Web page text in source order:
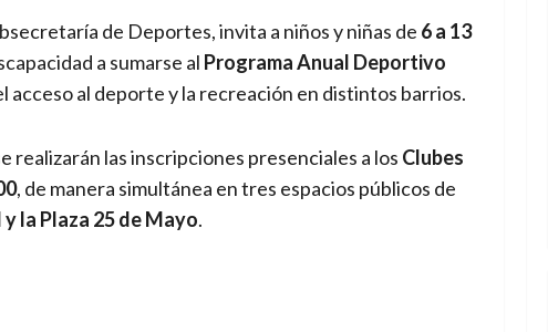
de Deportes, invita a niños y niñas de 6 a 13
a sumarse al Programa Anual Deportivo
acceso al deporte y la recreación en distintos barrios.
realizarán las inscripciones presenciales a los Clubes
, de manera simultánea en tres espacios públicos de
la Plaza 25 de Mayo.